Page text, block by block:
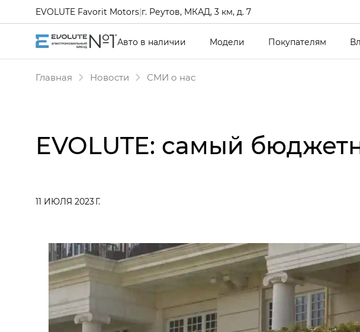
EVOLUTE Favorit Motors|г. Реутов, МКАД, 3 км, д. 7
Авто в наличии Модели Покупателям
Главная Новости СМИ о нас
EVOLUTE: самый
11 ИЮЛЯ 2023 Г.